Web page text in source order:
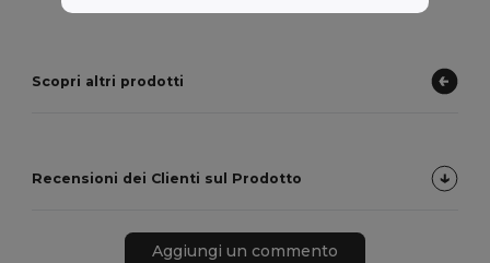
Scopri altri prodotti
Recensioni dei Clienti sul Prodotto
Aggiungi un commento